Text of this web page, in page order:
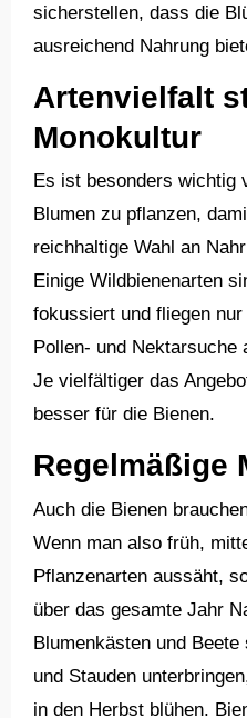
sicherstellen, dass die
ausreichend Nahrung
Artenvielfalt
Monokultur
Es ist besonders wichtig
Blumen zu pflanzen,
reichhaltige Wahl an
Einige Wildbienenarten
fokussiert und fliegen
Pollen- und Nektarsuche
Je vielfältiger das
besser für die Bienen.
Regelmäßige
Auch die Bienen
Wenn man also früh,
Pflanzenarten aussäht,
über das gesamte Jahr
Blumenkästen und
und Stauden
in den Herbst blühen.